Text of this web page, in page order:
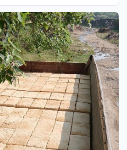
Verified